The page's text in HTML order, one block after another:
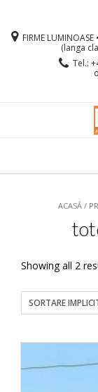
FIRME
(langa
Tel.:
ACASĂ/
Showing all 2